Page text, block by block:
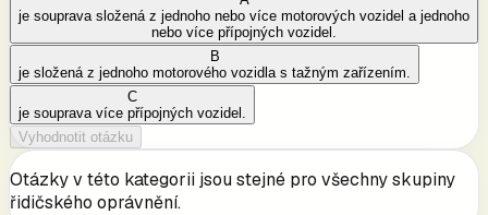
je souprava složená z jednoho nebo více motorových vozidel a jednoho
nebo více přípojných vozidel.
B
je složená z jednoho motorového vozidla s tažným zařízením.
C
je souprava více přípojných vozidel.
Vyhodnotit otázku
Otázky v této kategorii jsou stejné pro všechny skupiny
řidičského oprávnění.